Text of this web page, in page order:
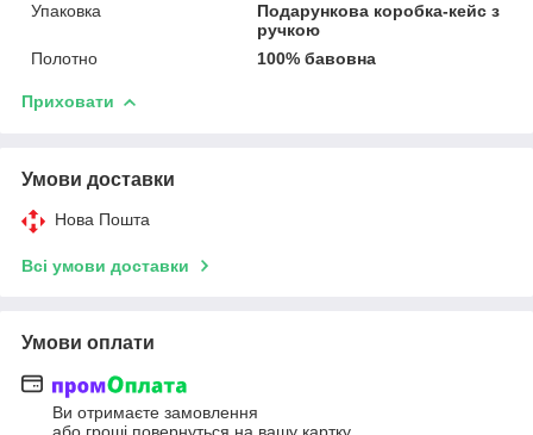
Упаковка
Подарункова коробка-кейс з
ручкою
Полотно
100% бавовна
Приховати
Умови доставки
Нова Пошта
Всі умови доставки
Умови оплати
Ви отримаєте замовлення
або гроші повернуться на вашу картку